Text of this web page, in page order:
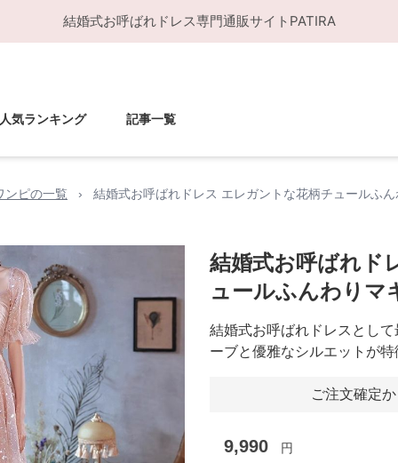
結婚式お呼ばれドレス専門通販サイト PATIRA
気ランキング 記事一覧
ンピの一覧 › 結婚式お呼ばれドレス エレガントな花柄チュールふ
結婚式お呼ばれド
ュールふんわりマ
結婚式お呼ばれドレスとし
ーブと優雅なシルエットが
ご注文確定
9,990 円